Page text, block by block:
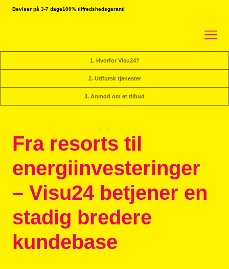
Beviser på 3-7 dage100% tilfredshedsgaranti
1. Hvorfor Visu24?
2. Udforsk tjenester
3. Anmod om et tilbud
Fra resorts til
energiinvesteringer
– Visu24 betjener en
stadig bredere
kundebase